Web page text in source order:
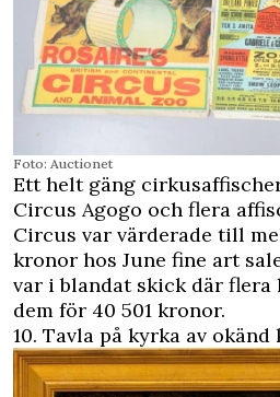
Foto: Auctionet
Ett helt gäng
Circus Agogo och flera
Circus var värderade till
kronor hos June fine art
var i blandat skick där flera
dem för 40 501 kronor.
10. Tavla på kyrka av